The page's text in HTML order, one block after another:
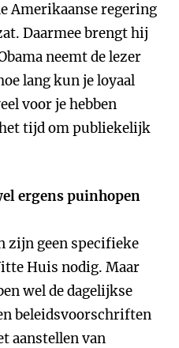
Amerikaanse regering
Daarmee brengt hij
neemt de lezer
lang kun je loyaal
voor je hebben
tijd om publiekelijk
ergens puinhopen
zijn geen specifieke
Huis nodig. Maar
wel de dagelijkse
beleidsvoorschriften
aanstellen van